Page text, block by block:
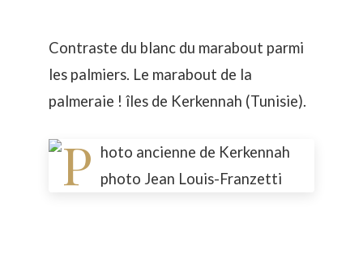
Contraste du blanc du marabout parmi
les palmiers. Le marabout de la
palmeraie ! îles de Kerkennah (Tunisie).